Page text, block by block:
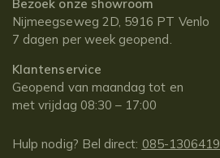
Bezoek onze showroom
Nijmeegseweg 2D, 5916 PT Venlo
7 dagen per week geopend.
Klantenservice
Geopend van maandag tot en
met vrijdag 08:30 – 17:00
Hulp nodig? Bel direct: 085-1306419